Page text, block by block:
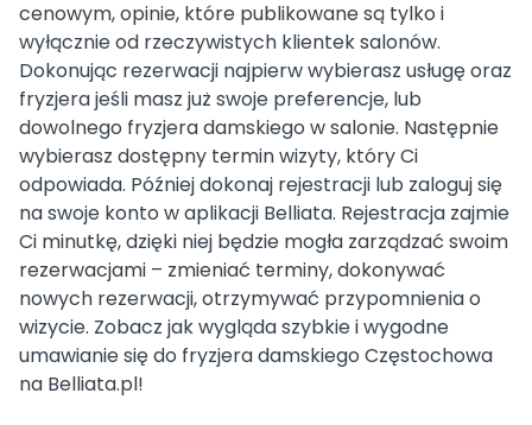
cenowym, opinie, które publikowane są tylko i
wyłącznie od rzeczywistych klientek salonów.
Dokonując rezerwacji najpierw wybierasz usługę oraz
fryzjera jeśli masz już swoje preferencje, lub
dowolnego fryzjera damskiego w salonie. Następnie
wybierasz dostępny termin wizyty, który Ci
odpowiada. Później dokonaj rejestracji lub zaloguj się
na swoje konto w aplikacji Belliata. Rejestracja zajmie
Ci minutkę, dzięki niej będzie mogła zarządzać swoim
rezerwacjami – zmieniać terminy, dokonywać
nowych rezerwacji, otrzymywać przypomnienia o
wizycie. Zobacz jak wygląda szybkie i wygodne
umawianie się do fryzjera damskiego Częstochowa
na Belliata.pl!